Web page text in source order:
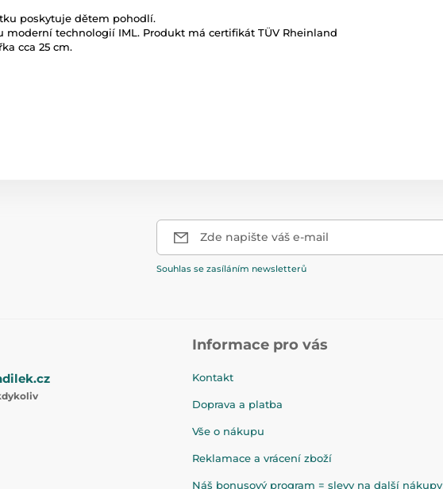
poskytuje dětem pohodlí.
moderní technologií IML. Produkt má certifikát TÜV Rheinland
cca 25 cm.
Zde napište váš e-mail
Souhlas se zasíláním newsletterů
Informace pro vás
Kontakt
Doprava a platba
Vše o nákupu
Reklamace a vrácení zboží
Náš bonusový program = slevy na další nákupy